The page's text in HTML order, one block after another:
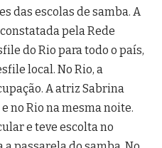
das escolas de samba. A
pela Rede
do Rio para todo o país,
local. No Rio, a
A atriz Sabrina
no Rio na mesma noite.
e teve escolta no